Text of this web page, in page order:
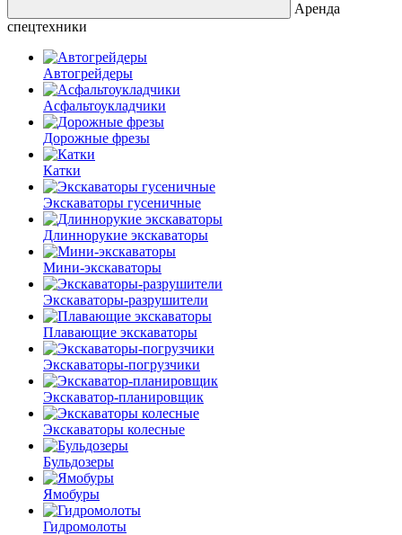
Аренда
спецтехники
Автогрейдеры
Асфальто­укладчики
Дорожные фрезы
Катки
Экскаваторы гусеничные
Длиннорукие экскаваторы
Мини-экскаваторы
Экскаваторы-разрушители
Плавающие экскаваторы
Экскаваторы-погрузчики
Экскаватор-планировщик
Экскаваторы колесные
Бульдозеры
Ямобуры
Гидромолоты